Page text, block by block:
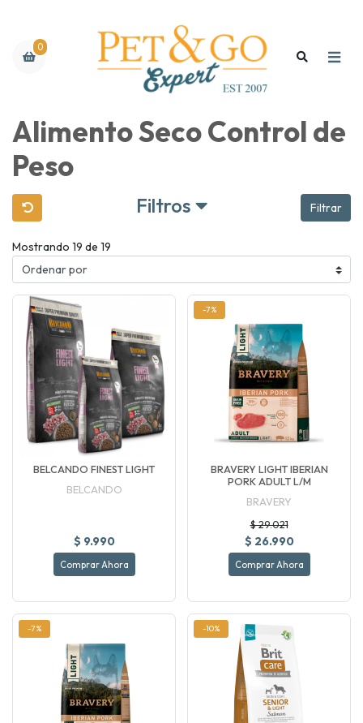
0
Alimento Seco Control de
Peso
Filtros Filtrar
Mostrando 19 de 19
BELCANDO FINEST LIGHT
BELCANDO
$ 9.990
Comprar Ahora
-7%
BRAVERY LIGHT IBERIAN
PORK ADULT L/M
BRAVERY
$ 29.021
$ 26.990
Comprar Ahora
-7% -10%